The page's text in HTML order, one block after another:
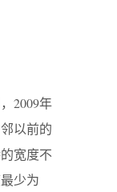
2009年
以前的
宽度不
少为